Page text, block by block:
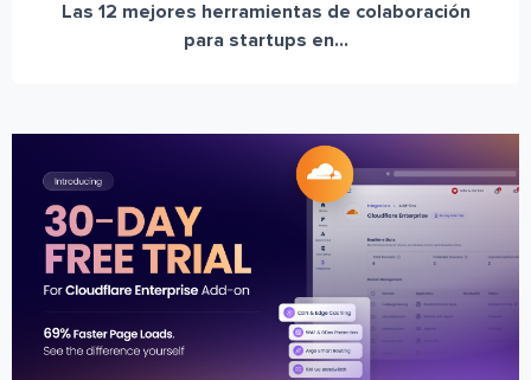
Las 12 mejores herramientas de colaboración
para startups en...